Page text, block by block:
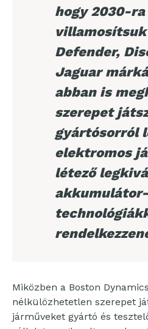
hogy 2030-
villamosítsuk
Defender,
Jaguar
abban is
szerepet
gyártósorról
elektromos
létező
akkumulátor-
Miközben a Boston
nélkülözhetetlen szerepet
járműveket gyártó és